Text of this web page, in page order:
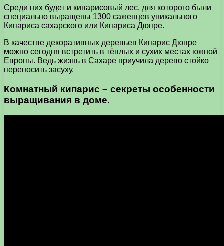
Среди них будет и кипарисовый лес, для которого были
специально выращены 1300 саженцев уникального
Кипариса сахарского или Кипариса Дюпре.
В качестве декоративных деревьев Кипарис Дюпре
можно сегодня встретить в тёплых и сухих местах южной
Европы. Ведь жизнь в Сахаре приучила дерево стойко
переносить засуху.
Комнатный кипарис – секреты особенности
выращивания в доме.